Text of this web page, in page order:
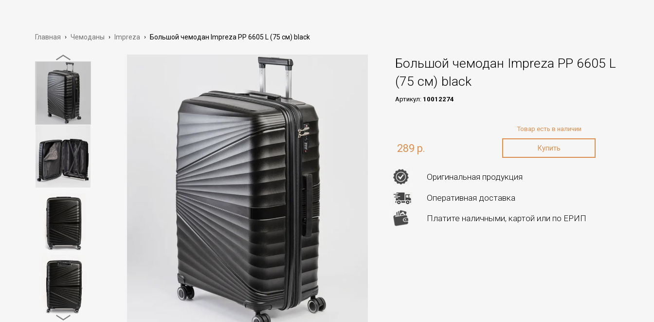
Главная › Чемоданы › Impreza › Большой чемодан Impreza PP 6605 L (75 см) black
Большой чемодан Impreza PP 6605 L
(75 см) black
Артикул: 10012274
289 р.
Товар есть в наличии
Оригинальная продукция
Оперативная доставка
Платите наличными, картой или по ЕРИП